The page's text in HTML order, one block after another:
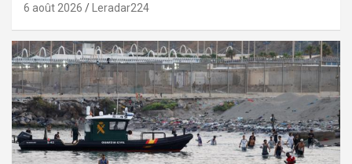
6 août 2026 Leradar224